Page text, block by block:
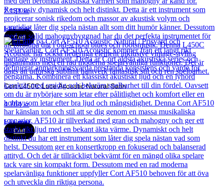
2 131kr
Läs mer
Cort
Cort L450C Luce Acoustic Natural Satin
4 704kr
Läs mer
Cort